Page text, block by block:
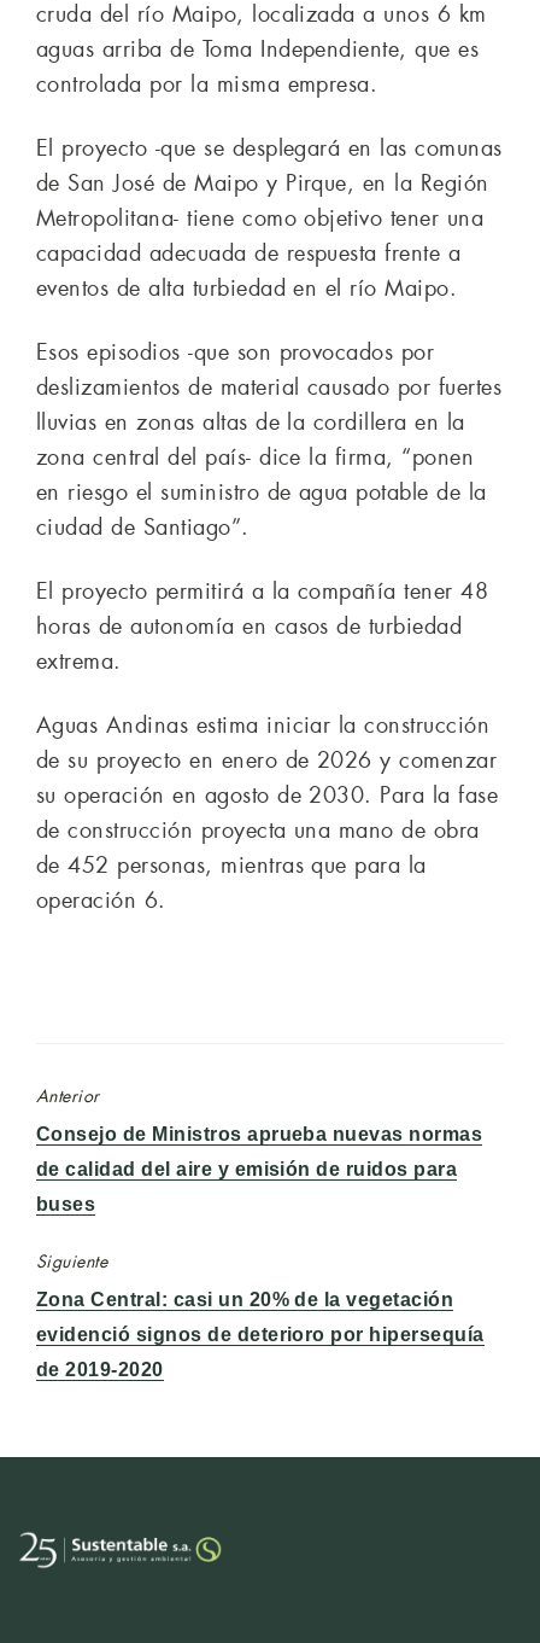
cruda del río Maipo, localizada a unos 6 km
aguas arriba de Toma Independiente, que es
controlada por la misma empresa.
El proyecto -que se desplegará en las comunas
de San José de Maipo y Pirque, en la Región
Metropolitana- tiene como objetivo tener una
capacidad adecuada de respuesta frente a
eventos de alta turbiedad en el río Maipo.
Esos episodios -que son provocados por
deslizamientos de material causado por fuertes
lluvias en zonas altas de la cordillera en la
zona central del país- dice la firma, “ponen
en riesgo el suministro de agua potable de la
ciudad de Santiago”.
El proyecto permitirá a la compañía tener 48
horas de autonomía en casos de turbiedad
extrema.
Aguas Andinas estima iniciar la construcción
de su proyecto en enero de 2026 y comenzar
su operación en agosto de 2030. Para la fase
de construcción proyecta una mano de obra
de 452 personas, mientras que para la
operación 6.
Anterior
Entrada
anterior:
Consejo de Ministros aprueba nuevas normas
de calidad del aire y emisión de ruidos para
buses
Siguiente
Entrada
siguiente:
Zona Central: casi un 20% de la vegetación
evidenció signos de deterioro por hipersequía
de 2019-2020